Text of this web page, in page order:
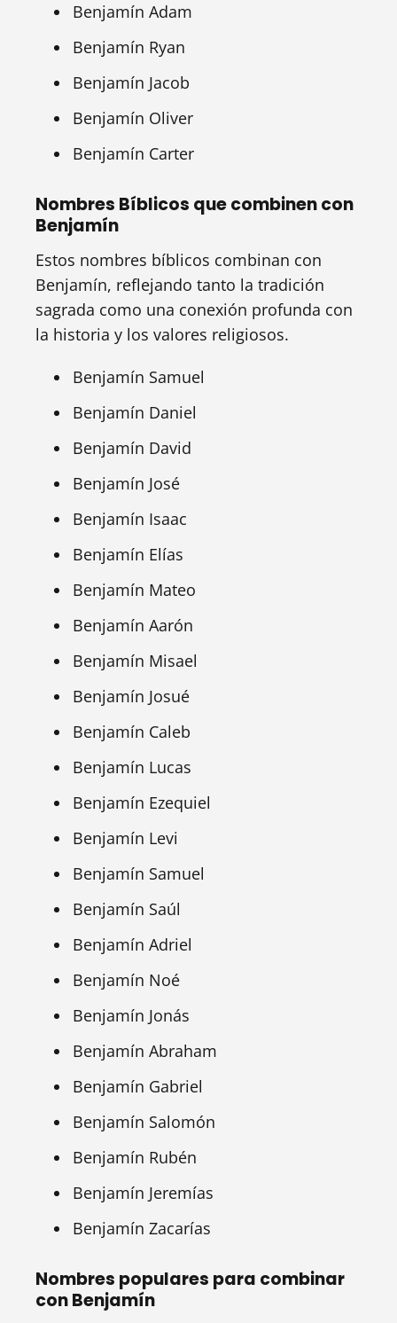
Benjamín Adam
Benjamín Ryan
Benjamín Jacob
Benjamín Oliver
Benjamín Carter
Nombres Bíblicos que combinen con
Benjamín
Estos nombres bíblicos combinan con
Benjamín, reflejando tanto la tradición
sagrada como una conexión profunda con
la historia y los valores religiosos.
Benjamín Samuel
Benjamín Daniel
Benjamín David
Benjamín José
Benjamín Isaac
Benjamín Elías
Benjamín Mateo
Benjamín Aarón
Benjamín Misael
Benjamín Josué
Benjamín Caleb
Benjamín Lucas
Benjamín Ezequiel
Benjamín Levi
Benjamín Samuel
Benjamín Saúl
Benjamín Adriel
Benjamín Noé
Benjamín Jonás
Benjamín Abraham
Benjamín Gabriel
Benjamín Salomón
Benjamín Rubén
Benjamín Jeremías
Benjamín Zacarías
Nombres populares para combinar
con Benjamín